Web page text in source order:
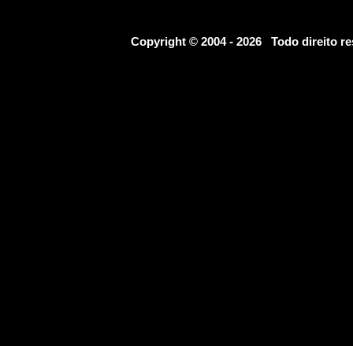
Copyright © 2004 - 2026 Todo direito